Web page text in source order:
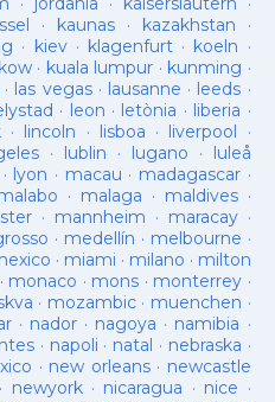
· kaunas· kazakhstan ·
· kiev· klagenfurt · koeln ·
· kuala lumpur · kunming ·
las vegas· lausanne · leeds ·
· leon · letònia · liberia ·
· lincoln · lisboa · liverpool ·
· lublin · lugano · luleå
· lyon · macau · madagascar·
· malaga · maldives·
· mannheim · maracay·
· medellín · melbourne ·
· miami · milano · milton
· monaco · mons · monterrey ·
· mozambic· muenchen ·
· nador · nagoya · namibia ·
· napoli · natal · nebraska ·
· new orleans· newcastle
· newyork· nicaragua · nice ·